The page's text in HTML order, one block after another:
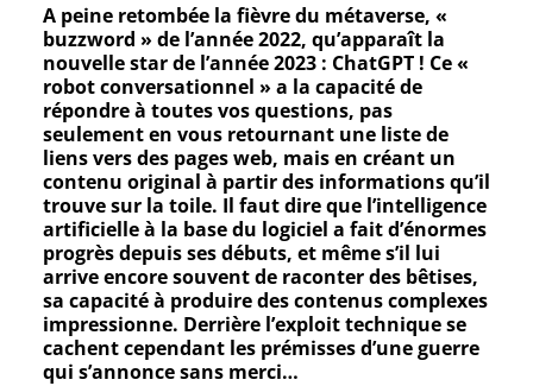
A peine retombée la fièvre du métaverse, «
buzzword » de l’année 2022, qu’apparaît la
nouvelle star de l’année 2023 : ChatGPT ! Ce «
robot conversationnel » a la capacité de
répondre à toutes vos questions, pas
seulement en vous retournant une liste de
liens vers des pages web, mais en créant un
contenu original à partir des informations qu’il
trouve sur la toile. Il faut dire que l’intelligence
artificielle à la base du logiciel a fait d’énormes
progrès depuis ses débuts, et même s’il lui
arrive encore souvent de raconter des bêtises,
sa capacité à produire des contenus complexes
impressionne. Derrière l’exploit technique se
cachent cependant les prémisses d’une guerre
qui s’annonce sans merci…